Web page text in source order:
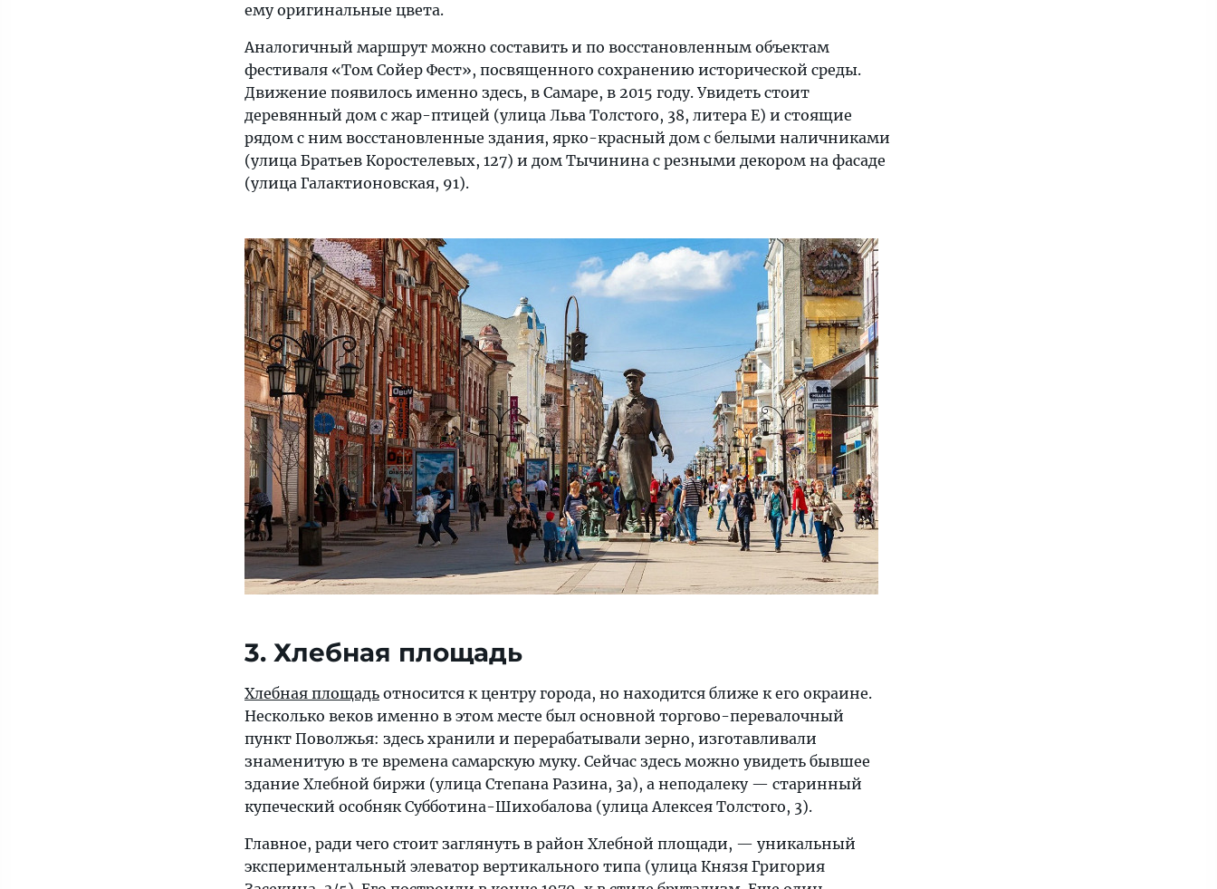
ему оригинальные цвета.
Аналогичный маршрут можно составить и по восстановленным объектам
фестиваля «Том Сойер Фест», посвященного сохранению исторической среды.
Движение появилось именно здесь, в Самаре, в 2015 году. Увидеть стоит
деревянный дом с жар-птицей (улица Льва Толстого, 38, литера Е) и стоящие
рядом с ним восстановленные здания, ярко-красный дом с белыми наличниками
(улица Братьев Коростелевых, 127) и дом Тычинина с резными декором на фасаде
(улица Галактионовская, 91).
3. Хлебная площадь
Хлебная площадь относится к центру города, но находится ближе к его окраине.
Несколько веков именно в этом месте был основной торгово-перевалочный
пункт Поволжья: здесь хранили и перерабатывали зерно, изготавливали
знаменитую в те времена самарскую муку. Сейчас здесь можно увидеть бывшее
здание Хлебной биржи (улица Степана Разина, 3а), а неподалеку — старинный
купеческий особняк Субботина-Шихобалова (улица Алексея Толстого, 3).
Главное, ради чего стоит заглянуть в район Хлебной площади, — уникальный
экспериментальный элеватор вертикального типа (улица Князя Григория